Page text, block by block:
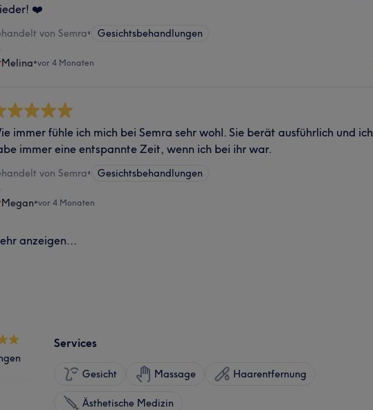
❤️
von Semra• Gesichtsbehandlungen
Melina•vor 4 Monaten
immer fühle ich mich bei Semra sehr wohl. Sie berät ausführlich und ich
immer eine entspannte Zeit, wenn ich bei ihr war.
von Semra• Gesichtsbehandlungen
Megan•vor 4 Monaten
anzeigen...
Services
Gesicht Massage Haarentfernung
Ästhetische Medizin